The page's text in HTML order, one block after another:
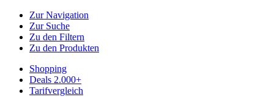
Zur Navigation
Zur Suche
Zu den Filtern
Zu den Produkten
Shopping
Deals 2.000+
Tarifvergleich